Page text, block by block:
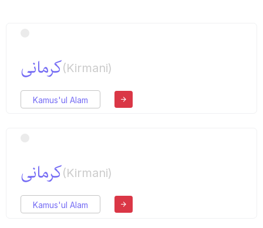
كرمانی(Kirmani)
Kamus'ul Alam
كرمانی(Kirmani)
Kamus'ul Alam